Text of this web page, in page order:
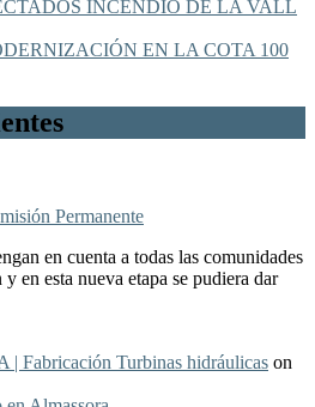
INCENDIO DE LA VALL
EN LA COTA 100
Permanente
en cuenta a todas las comunidades
en esta nueva etapa se pudiera dar
| Fabricación Turbinas hidráulicas on